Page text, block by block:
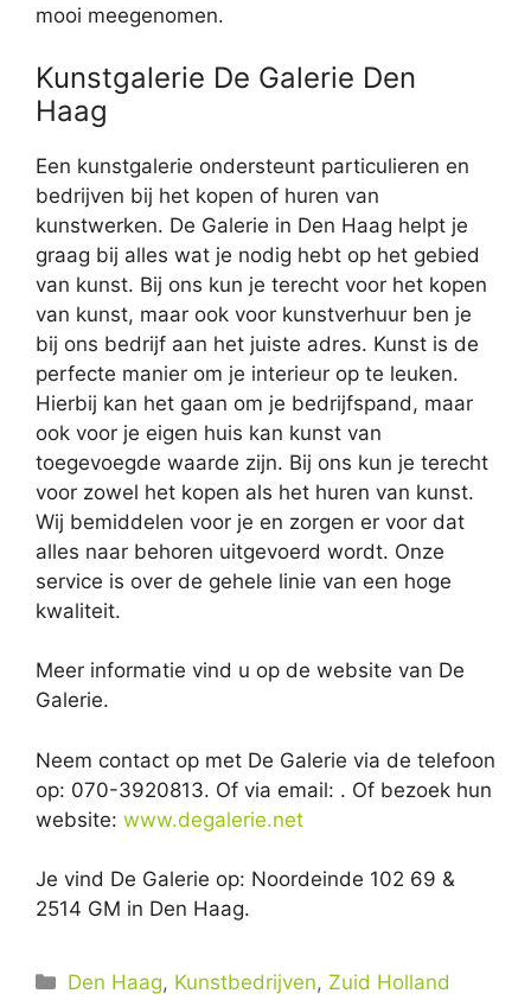
mooi meegenomen.
Kunstgalerie De Galerie Den
Haag
Een kunstgalerie ondersteunt particulieren en
bedrijven bij het kopen of huren van
kunstwerken. De Galerie in Den Haag helpt je
graag bij alles wat je nodig hebt op het gebied
van kunst. Bij ons kun je terecht voor het kopen
van kunst, maar ook voor kunstverhuur ben je
bij ons bedrijf aan het juiste adres. Kunst is de
perfecte manier om je interieur op te leuken.
Hierbij kan het gaan om je bedrijfspand, maar
ook voor je eigen huis kan kunst van
toegevoegde waarde zijn. Bij ons kun je terecht
voor zowel het kopen als het huren van kunst.
Wij bemiddelen voor je en zorgen er voor dat
alles naar behoren uitgevoerd wordt. Onze
service is over de gehele linie van een hoge
kwaliteit.
Meer informatie vind u op de website van De
Galerie.
Neem contact op met De Galerie via de telefoon
op: 070-3920813. Of via email: . Of bezoek hun
website: www.degalerie.net
Je vind De Galerie op: Noordeinde 102 69 &
2514 GM in Den Haag.
Categorieën
Den Haag, Kunstbedrijven, Zuid Holland